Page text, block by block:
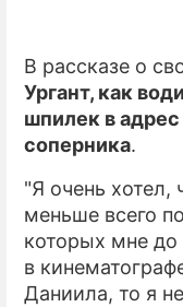
В рассказе о
Ургант, как
шпилек в адрес
соперника.
"Я очень хотел,
меньше всего
которых мне до
в
Даниила, то я